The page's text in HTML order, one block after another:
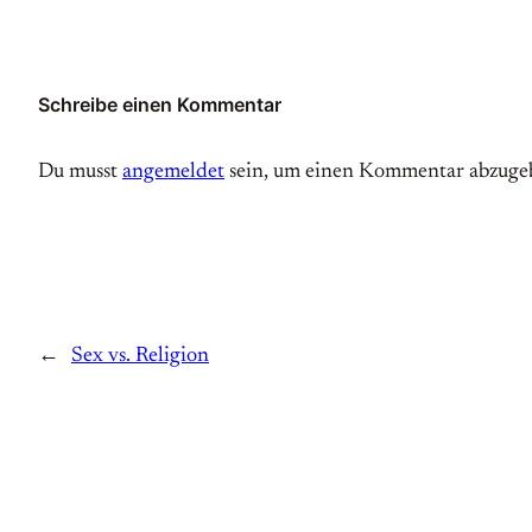
Schreibe einen Kommentar
Du musst angemeldet sein, um einen Kommentar
← Sex vs. Religion